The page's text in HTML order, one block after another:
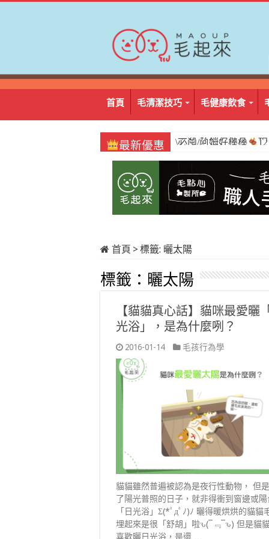
首頁 毛清潔技巧 毛健康飲食
最新優惠 \必囤/阿姆好棒棒
首頁 > 標籤: 曬太陽
標籤： 曬太陽
【貓貓真心話】貓咪最愛曬
光浴」，是為什麼咧？
2016-01-14 毛孩行為學
貓貓雖然普遍被認為是夜行性動物， 但
了陽光普照的日子，就非得衝到窗邊或陽
「日光浴」Σ(*ﾟдﾟﾉ)ﾉ 曬得暖烘烘的貓貓
埋起來是很「舒胡」啦ԅ(¯﹃¯ԅ) 但是貓
喜歡曬日光浴，是還 …